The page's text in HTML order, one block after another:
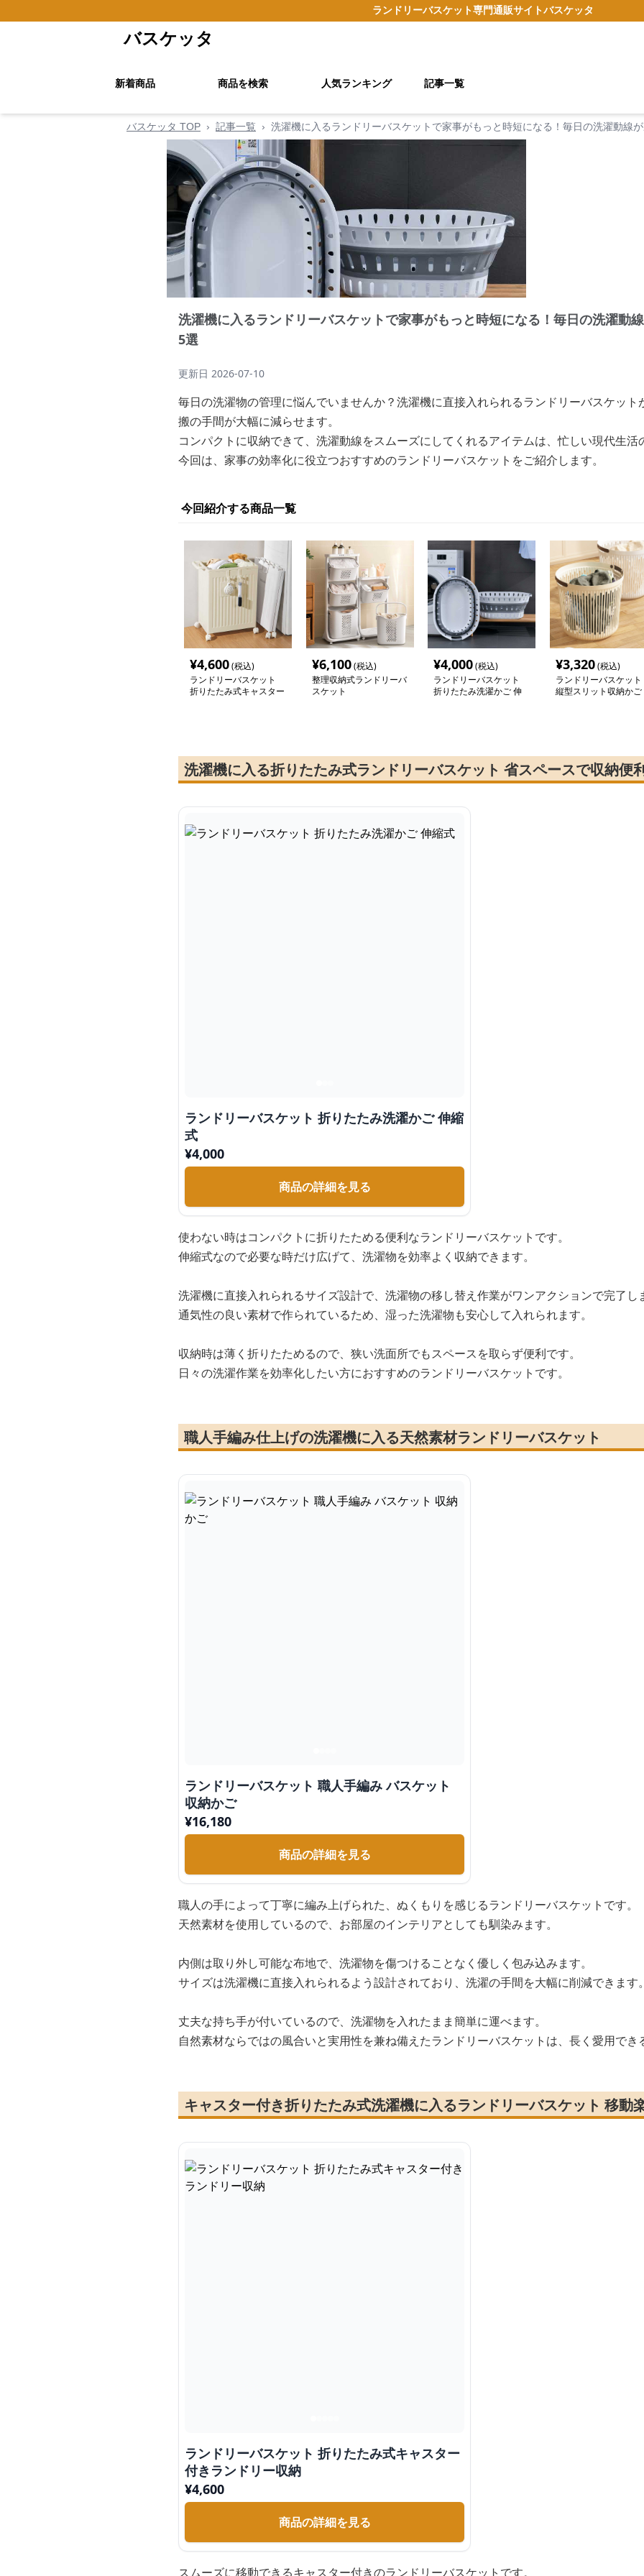
ランドリーバスケット専門通販サイトバスケッタ
バスケッタ
新着商品 商品を検索 人気ランキング 記事一覧
バスケッタ TOP › 記事一覧 › 洗濯機に入るランドリーバスケットで家事がもっと時短になる！毎日の洗濯動線
洗濯機に入るランドリーバスケットで家事がもっと時短になる！毎日の洗濯動
5選
更新日 2026-07-10
毎日の洗濯物の管理に悩んでいませんか？洗濯機に直接入れられるランドリーバスケッ
搬の手間が大幅に減らせます。
コンパクトに収納できて、洗濯動線をスムーズにしてくれるアイテムは、忙しい現代生活
今回は、家事の効率化に役立つおすすめのランドリーバスケットをご紹介します。
今回紹介する商品一覧
¥4,600(税込)
ランドリーバスケット
折りたたみ式キャスター
¥6,100(税込)
整理収納式ランドリーバ
スケット
¥4,000(税込)
ランドリーバスケット
折りたたみ洗濯かご 伸
¥3,320(税込)
ランドリーバスケット
縦型スリット収納かご
洗濯機に入る折りたたみ式ランドリーバスケット 省スペースで収納便
ランドリーバスケット 折りたたみ洗濯かご 伸縮
式
¥4,000
商品の詳細を見る
使わない時はコンパクトに折りたためる便利なランドリーバスケットです。
伸縮式なので必要な時だけ広げて、洗濯物を効率よく収納できます。
洗濯機に直接入れられるサイズ設計で、洗濯物の移し替え作業がワンアクションで完了し
通気性の良い素材で作られているため、湿った洗濯物も安心して入れられます。
収納時は薄く折りたためるので、狭い洗面所でもスペースを取らず便利です。
日々の洗濯作業を効率化したい方におすすめのランドリーバスケットです。
職人手編み仕上げの洗濯機に入る天然素材ランドリーバスケット
ランドリーバスケット 職人手編み バスケット
収納かご
¥16,180
商品の詳細を見る
職人の手によって丁寧に編み上げられた、ぬくもりを感じるランドリーバスケットです。
天然素材を使用しているので、お部屋のインテリアとしても馴染みます。
内側は取り外し可能な布地で、洗濯物を傷つけることなく優しく包み込みます。
サイズは洗濯機に直接入れられるよう設計されており、洗濯の手間を大幅に削減できます
丈夫な持ち手が付いているので、洗濯物を入れたまま簡単に運べます。
自然素材ならではの風合いと実用性を兼ね備えたランドリーバスケットは、長く愛用でき
キャスター付き折りたたみ式洗濯機に入るランドリーバスケット 移動
ランドリーバスケット 折りたたみ式キャスター
付きランドリー収納
¥4,600
商品の詳細を見る
スムーズに移動できるキャスター付きのランドリーバスケットです。